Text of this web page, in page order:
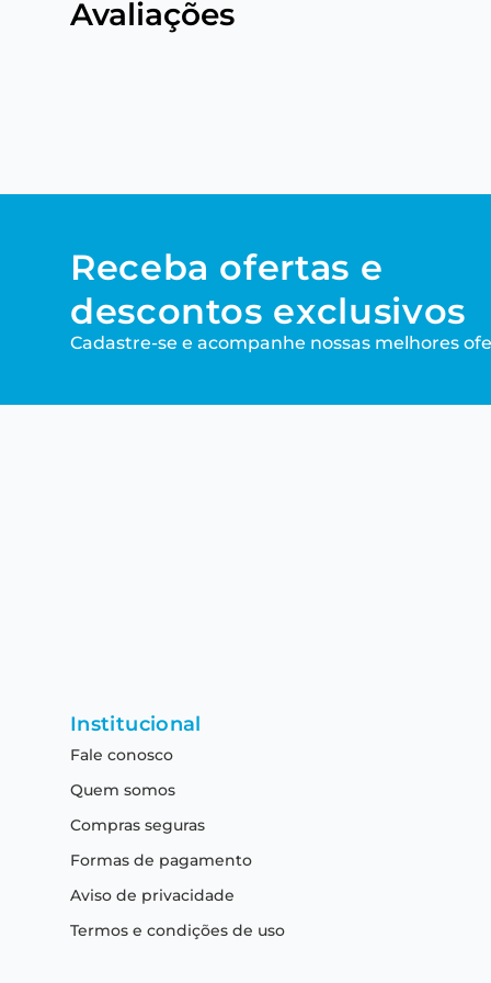
Avaliações
Receba ofertas e
descontos exclusivos
Cadastre-se e acompanhe nossas melhores
Institucional
Fale conosco
Quem somos
Compras seguras
Formas de pagamento
Aviso de privacidade
Termos e condições de uso